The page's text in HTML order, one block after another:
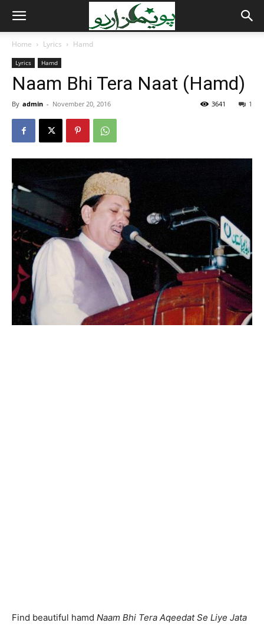
Home Lyrics Hamd
Lyrics Hamd
Naam Bhi Tera Naat (Hamd)
By admin - November 20, 2016 1
3641
Find beautiful hamd Naam Bhi Tera Aqeedat Se Liye Jata